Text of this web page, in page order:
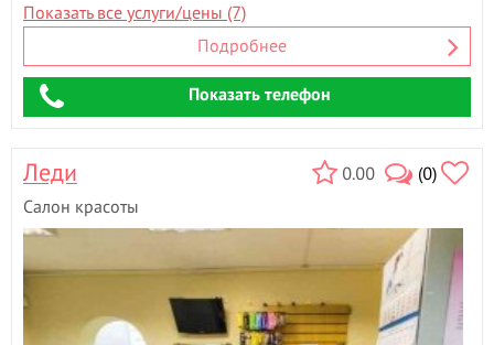
Показать все услуги/цены (7)
Подробнее
Показать телефон
0.00 (0)
Леди
Салон красоты